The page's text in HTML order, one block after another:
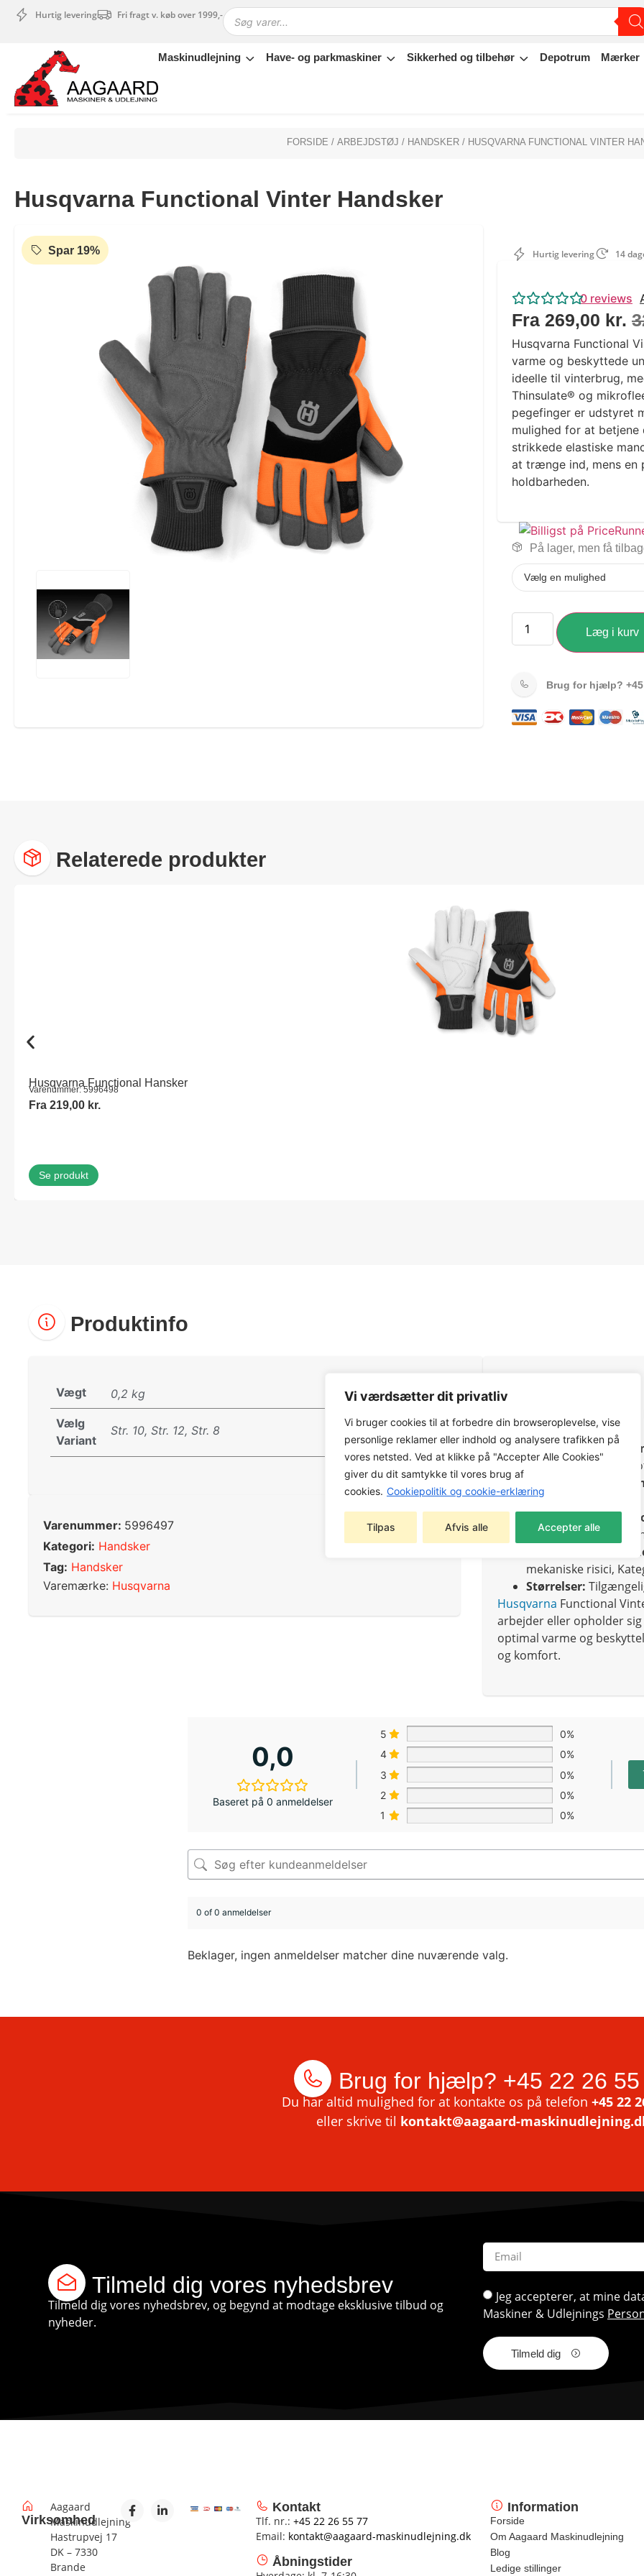
Vi værdsætter dit privatliv
Vi bruger cookies til at forbedre din browseroplevelse, vise
personlige reklamer eller indhold og analysere trafikken på
vores netsted. Ved at klikke på "Accepter Alle Cookies"
giver du dit samtykke til vores brug af
cookies. Cookiepolitik og cookie-erklæring
Tilpas Afvis alle Accepter alle
Hurtig levering Fri fragt v. køb over 1999,-
Maskinudlejning Have- og parkmaskiner Sikkerhed og tilbehør Depotrum Mærker
Maskinudlejning
Have- og parkmaskiner
Sikkerhed og tilbehør
Outlet
Tips og tricks
4.4 Google Reviews
4.7 Trustpilot
FORSIDE / ARBEJDSTØJ / HANDSKER / HUSQVARNA FUNCTIONAL VINTER
Husqvarna Functional Vinter Handsker
Spar 19% Hurtig levering 14
0 reviews
Fra 269,00 kr.
Husqvarna Functional
varme og beskyttede
ideelle til vinterbrug,
Thinsulate® og
pegefinger er udstyret
mulighed for at betjene
strikkede elastiske
at trænge ind, mens en
holdbarheden.
På lager, men få
Læg i kurv
Brug for hjælp?
Relaterede produkter
Husqvarna Functional Hansker
Varenummer: 5996498
Fra 219,00 kr.
Se produkt
Produktinfo
Vægt 0,2 kg
Vælg
Variant
Str. 10, Str. 12, Str. 8
Varenummer: 5996497
Kategori: Handsker
Tag: Handsker
Varemærke: Husqvarna
Touch Screen-
handskerne på.
Varm og
Thinsulate® og
Komfortabel
behagelig pasform.
Forbedret Greb og
handskenes greb
mekaniske risici,
Størrelser:
Husqvarna Functional
arbejder eller opholder
optimal varme og
og komfort.
0,0
Baseret på 0 anmeldelser
5
0%
4
0%
3
0%
2
0%
1
0%
0 of 0 anmeldelser
Beklager, ingen anmeldelser matcher dine nuværende valg.
Brug for hjælp? +45 22 26
Du har altid mulighed for at kontakte os på telefon +45 22
eller skrive til kontakt@aagaard-
Tilmeld dig vores nyhedsbrev
Tilmeld dig vores nyhedsbrev, og begynd at modtage eksklusive tilbud og
nyheder.
Jeg accepterer, at mine
Maskiner & Udlejnings
Tilmeld dig
Virksomhed
Aagaard
Maskinudlejning
Hastrupvej 17
DK – 7330
Brande
Kontakt
Tlf. nr.: +45 22 26 55 77
Email: kontakt@aagaard-maskinudlejning.dk
Åbningstider
Information
Forside
Om Aagaard Maskinudlejning
Blog
Ledige stillinger